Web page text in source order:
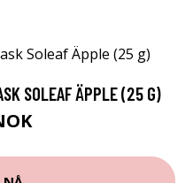
SOLEAF ÄPPLE (25 G)